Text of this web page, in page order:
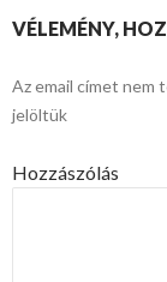
VÉLEMÉNY,
Az email címet nem
jelöltük
Hozzászólás